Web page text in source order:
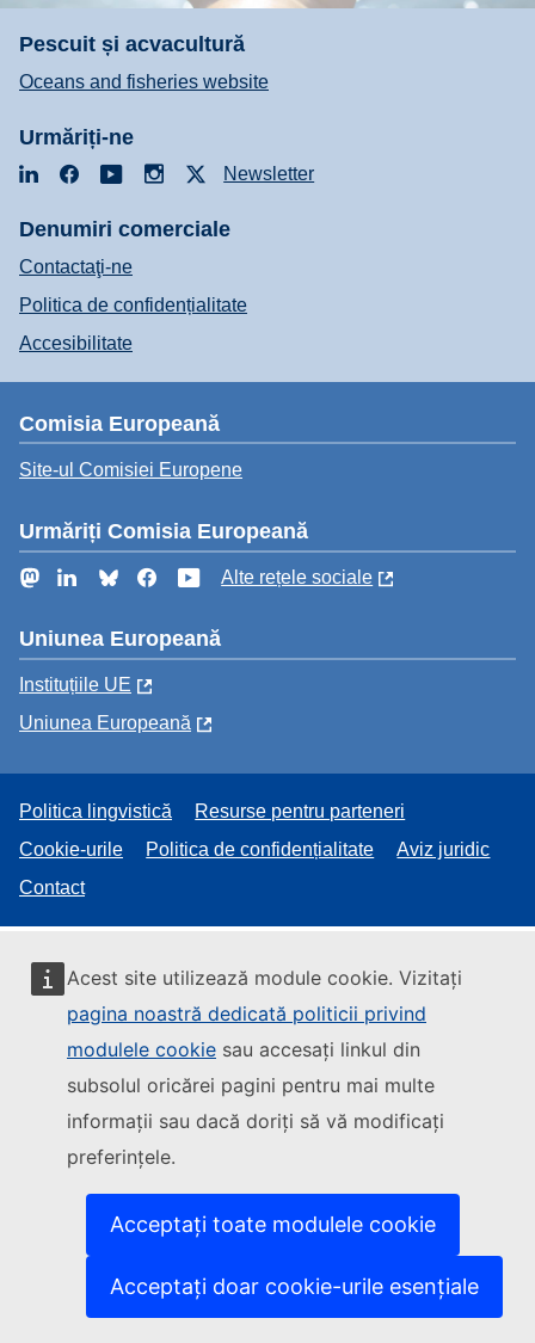
Acest site utilizează module cookie. Vizitați
pagina noastră dedicată politicii privind
modulele cookie sau accesați linkul din
subsolul oricărei pagini pentru mai multe
informații sau dacă doriți să vă modificați
preferințele.
Acceptați toate modulele cookie
Acceptați doar cookie-urile esențiale
Pescuit și acvacultură
Oceans and fisheries website
Urmăriți-ne
LinkedInFacebookYouTubeInstagramNewsletter
Denumiri comerciale
Contactaţi-ne
Politica de confidențialitate
Accesibilitate
Comisia Europeană
Site-ul Comisiei Europene
Urmăriți Comisia Europeană
MastodonLinkedInBlueskyFacebookYouTube
Alte rețele sociale
Uniunea Europeană
Instituțiile UE
Uniunea Europeană
Politica lingvistică
Resurse pentru parteneri
Cookie-urile
Politica de confidențialitate
Aviz juridic
Contact